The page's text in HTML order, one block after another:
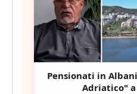
Pensionati in
Adriatico" a